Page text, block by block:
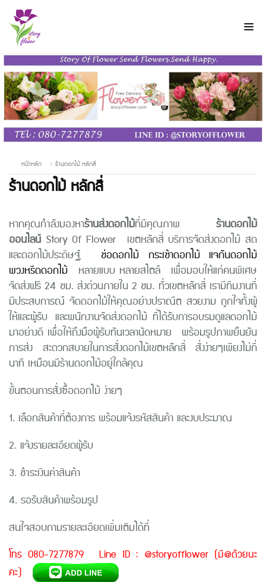
หน้าหลัก ร้านดอกไม้ หลักสี่
ร้านดอกไม้ หลักสี่
หากคุณกำลังมองหาร้านส่งดอกไม้ที่มีคุณภาพ ร้านดอกไม้
ออนไลน์ Story Of Flower เขตหลักสี่ บริการจัดส่งดอกไม้ สด
และดอกไม้ประดิษฐ์ ช่อดอกไม้ กระเช้าดอกไม้ แจกันดอกไม้
พวงหรีดดอกไม้ หลายแบบ หลายสไตล์ เพื่อมอบให้แก่คนพิเศษ
จัดส่งฟรี 24 ชม. ส่งด่วนภายใน 2 ชม. ทั่วเขตหลักสี่ เรามีทีมงานที่
มีประสบการณ์ จัดดอกไม้ให้คุณอย่างปราณีต สวยงาม ถูกใจทั้งผู้
ให้และผู้รับ และพนักงานจัดส่งดอกไม้ ที่ได้รับการอบรมดูแลดอกไม้
มาอย่างดี เพื่อให้ถึงมือผู้รับทันเวลานัดหมาย พร้อมรูปภาพยืนยัน
การส่ง สะดวกสบายในการสั่งดอกไม้เขตหลักสี่ สั่งง่ายๆเพียงไม่กี่
นาที เหมือนมีร้านดอกไม้อยู่ใกล้คุณ
ขั้นตอนการสั่งซื้อดอกไม้ ง่ายๆ
1. เลือกสินค้าที่ต้องการ พร้อมแจ้งรหัสสินค้า และงบประมาณ
2. แจ้งรายละเอียดผู้รับ
3. ชำระเงินค่าสินค้า
4. รอรับสินค้าพร้อมรูป
สนใจสอบถามรายละเอียดเพิ่มเติมได้ที่
โทร 080-7277879 Line ID : @storyofflower (มี@ด้วยนะ
คะ)